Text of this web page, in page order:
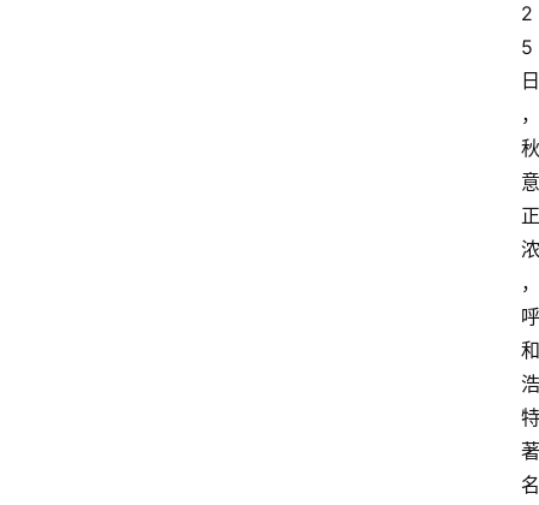
2
5
日
，
秋
意
正
浓
，
呼
和
浩
特
著
名